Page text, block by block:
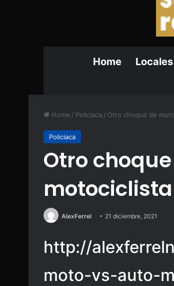
Home Locales
Home / Policiaca / Otro choque de
Policiaca
Otro
AlexFerrel 21 diciembre, 2021
http://
moto-vs-auto-